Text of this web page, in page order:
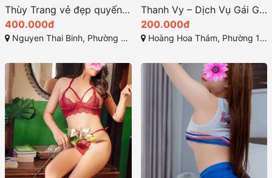
Thùy Trang vẻ đẹp quyến rũ sexy
400.000đ
Nguyen Thai Binh, Phường 12, Tân Bình, Thành phố Hồ Chí Minh
Thanh Vy – Dịch Vụ Gái Gọi Tận Tâm Tại Hoàng Hoa Thám
200.000đ
Hoàng Hoa Thám, Phường 12, Tân Bình, Thành phố Hồ Chí Minh